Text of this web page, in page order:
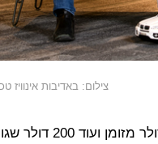
צילום: באדיבות אינוויז
אינוויז תגייס מהעסקה 350 מיליון דולר, 150 מיליון דולר